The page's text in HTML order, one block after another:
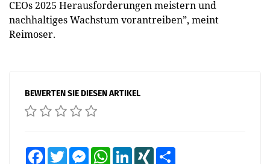
CEOs 2025 Herausforderungen meistern und
nachhaltiges Wachstum vorantreiben”, meint
Reimoser.
BEWERTEN SIE DIESEN ARTIKEL
FacebookTwitter MessengerWhatsAppLinkedInXING